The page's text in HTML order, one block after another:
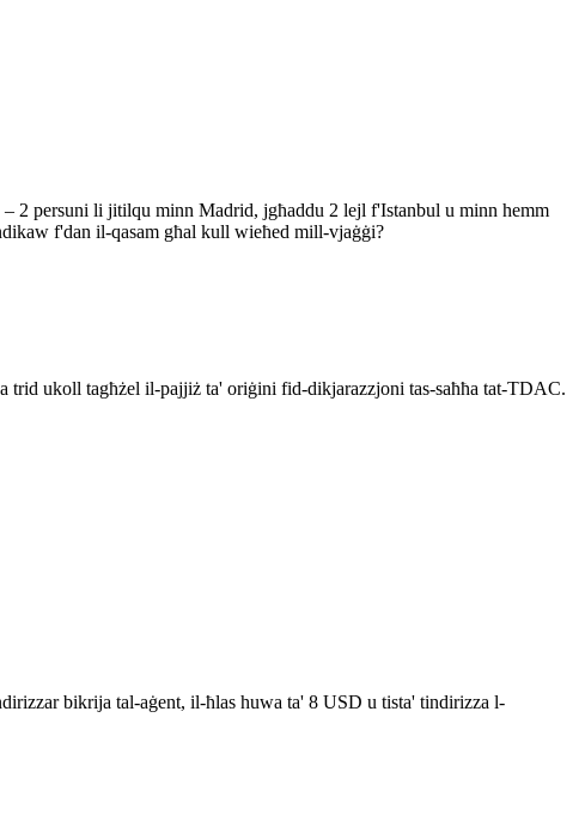
2 persuni li jitilqu minn Madrid, jgħaddu 2 lejl f'Istanbul u minn hemm
f'dan il-qasam għal kull wieħed mill-vjaġġi?
ukoll tagħżel il-pajjiż ta' oriġini fid-dikjarazzjoni tas-saħħa tat-TDAC.
bikrija tal-aġent, il-ħlas huwa ta' 8 USD u tista' tindirizza l-